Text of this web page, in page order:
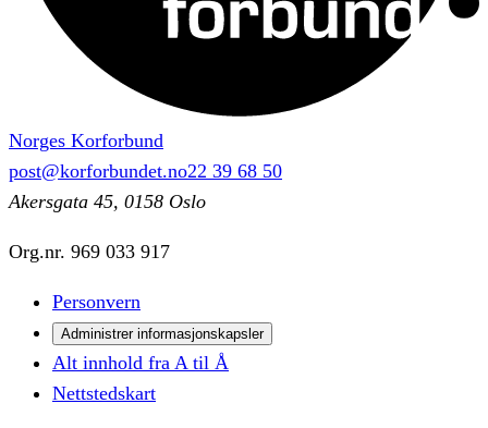
Norges Korforbund
post@korforbundet.no22 39 68 50
Akersgata 45, 0158 Oslo
Org.nr. 969 033 917
Personvern
Administrer informasjonskapsler
Alt innhold fra A til Å
Nettstedskart